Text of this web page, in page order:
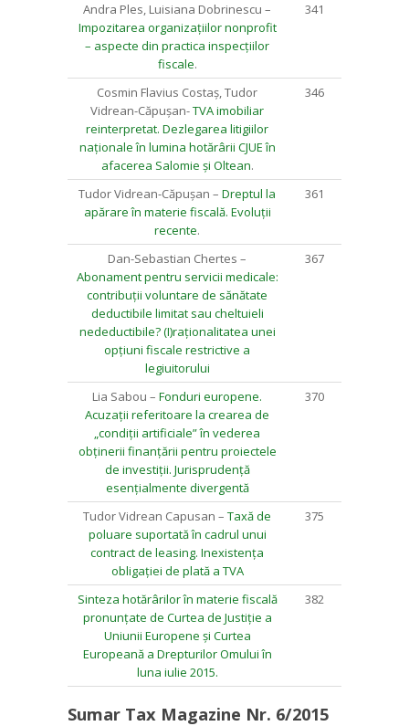
Andra Ples, Luisiana Dobrinescu –
Impozitarea organizațiilor nonprofit
– aspecte din practica inspecțiilor
fiscale.
341
Cosmin Flavius Costaș, Tudor
Vidrean-Căpușan-TVA imobiliar
reinterpretat. Dezlegarea litigiilor
naționale în lumina hotărârii CJUE în
afacerea Salomie și Oltean.
346
Tudor Vidrean-Căpușan – Dreptul la
apărare în materie fiscală. Evoluții
recente.
361
Dan-Sebastian Chertes –
Abonament pentru servicii medicale:
contribuții voluntare de sănătate
deductibile limitat sau cheltuieli
nedeductibile? (I)raționalitatea unei
opțiuni fiscale restrictive a
legiuitorului
367
Lia Sabou – Fonduri europene.
Acuzații referitoare la crearea de
„condiții artificiale” în vederea
obținerii finanțării pentru proiectele
de investiții. Jurisprudență
esențialmente divergentă
370
Tudor Vidrean Capusan – Taxă de
poluare suportată în cadrul unui
contract de leasing. Inexistența
obligației de plată a TVA
375
Sinteza hotărârilor în materie fiscală
pronunțate de Curtea de Justiție a
Uniunii Europene și Curtea
Europeană a Drepturilor Omului în
luna iulie 2015.
382
Sumar Tax Magazine Nr. 6/2015